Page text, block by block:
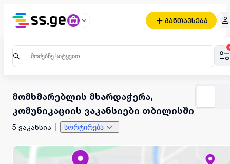
განთავსება
მომხმარებლის მხარდაჭერა,
კომუნიკაციის ვაკანსიები თბილისში
5 ვაკანსია სორტირება